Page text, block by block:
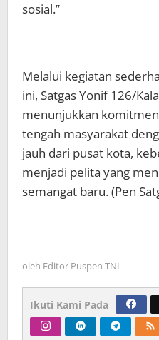
sosial.”
Melalui kegiatan
ini, Satgas Yonif 126/
menunjukkan
tengah masyarakat
jauh dari pusat kota,
menjadi pelita yang
semangat baru. (Pen
oleh Editor Puspen TNI
Ikuti Kami Pada